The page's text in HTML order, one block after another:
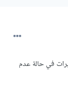
في حالة عدم